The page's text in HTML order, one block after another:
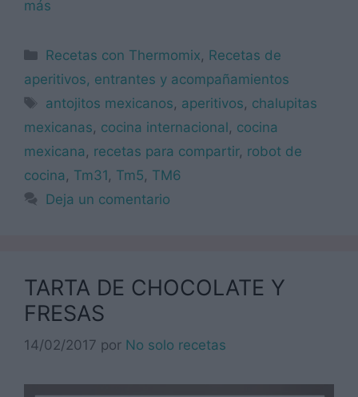
más
Categorías
Recetas con Thermomix, Recetas de
aperitivos, entrantes y acompañamientos
Etiquetas
antojitos mexicanos, aperitivos, chalupitas
mexicanas, cocina internacional, cocina
mexicana , recetas para compartir, robot de
cocina , Tm31, Tm5, TM6
Deja un comentario
TARTA DE CHOCOLATE Y
FRESAS
14/02/2017 por No solo recetas